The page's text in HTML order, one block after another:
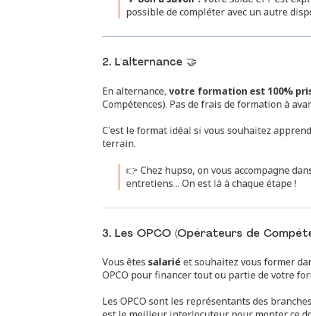
possible de compléter avec un autre
2. L'alternance 🤝
En alternance, votre formation est 100%
Compétences). Pas de frais de formation à
C'est le format idéal si vous souhaitez
terrain.
👉 Chez hupso, on vous accompagne
entretiens… On est là à chaque étape !
3. Les OPCO (Opérateurs de
Vous êtes salarié et souhaitez vous former
OPCO pour financer tout ou partie de votre
Les OPCO sont les représentants des